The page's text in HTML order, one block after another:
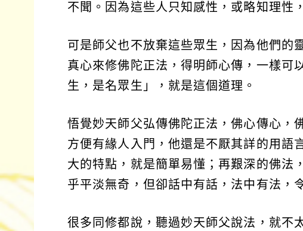
不聞。因為這些人只知感性，或略知理性
可是師父也不放棄這些眾生，因為他們的
真心來修佛陀正法，得明師心傳，一樣可
生，是名眾生」，就是這個道理。
悟覺妙天師父弘傳佛陀正法，佛心傳心，
方便有緣人入門，他還是不厭其詳的用語
大的特點，就是簡單易懂；再艱深的佛法
乎平淡無奇，但卻話中有話，法中有法，
很多同修都說，聽過妙天師父說法，就不